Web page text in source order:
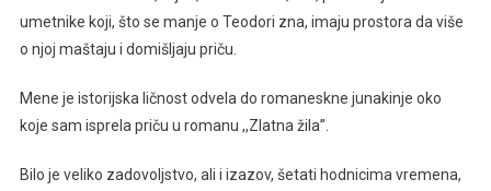
umetnike koji, što se manje o Teodori zna, imaju prostora da više
o njoj maštaju i domišljaju priču.
Mene je istorijska ličnost odvela do romaneskne junakinje oko
koje sam isprela priču u romanu ,,Zlatna žila”.
Bilo je veliko zadovoljstvo, ali i izazov, šetati hodnicima vremena,